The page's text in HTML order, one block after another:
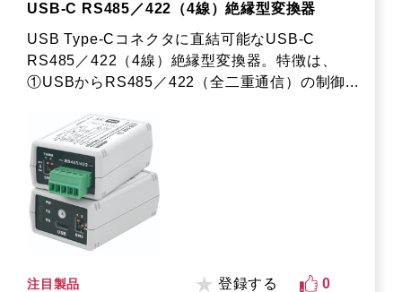
USB-C RS485／422（4線）絶縁型変換器
USB Type-Cコネクタに直結可能なUSB-C
RS485／422（4線）絶縁型変換器。特徴は、
①USBからRS485／422（全二重通信）の制御...
注目製品 登録する 0